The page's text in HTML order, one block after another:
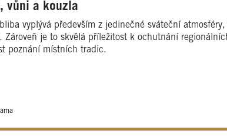
vůni a kouzla
vyplývá především z jedinečné sváteční
je to skvělá příležitost k ochutnání
poznání místních tradic.